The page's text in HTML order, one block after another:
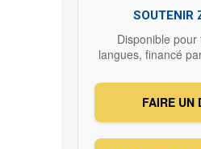
SOUTENIR
Disponible
langues, financé
FAIRE UN